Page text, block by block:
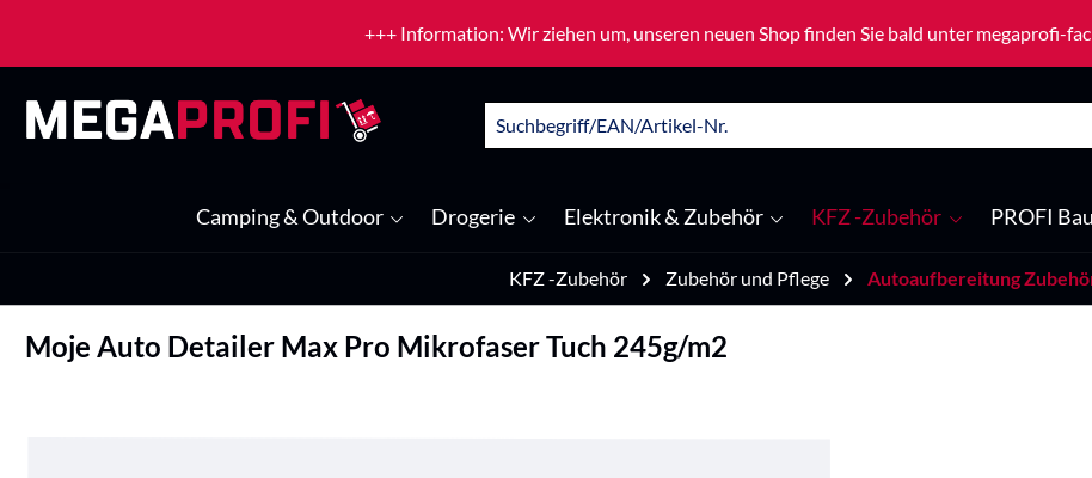
+++ Information: Wir ziehen um, unseren neuen Shop finden Sie bald unter megaprofi-
Camping & Outdoor Drogerie Elektronik & Zubehör KFZ -Zubehör PROFI
KFZ -Zubehör Zubehör und Pflege Autoaufbereitung
Moje Auto Detailer Max Pro Mikrofaser Tuch 245g/m2